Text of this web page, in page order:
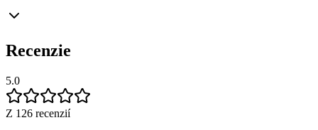
Recenzie
5.0
Z 126 recenzií